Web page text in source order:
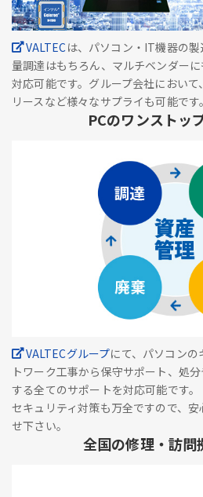
VALTECは、パソコン・IT機器の
量調達はもちろん、マルチベンダー
対応可能です。グループ会社において
リースなど様々なサプライも可能です。
PCのワンストッ
VALTECグループにて、パソコンの
トワーク工事から保守サポート、処
する全てのサポートを対応可能です。
セキュリティ対策も万全ですので、
せ下さい。
全国の修理・訪問